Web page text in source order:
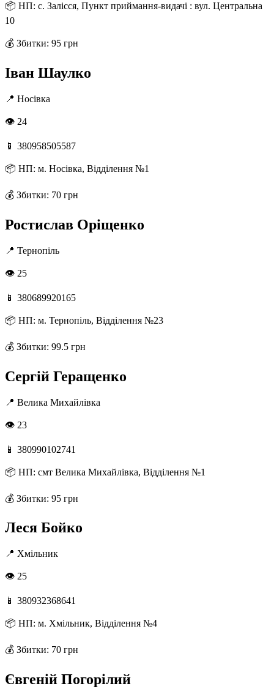
📦 НП: с. Залісся, Пункт приймання-видачі : вул. Центральна
10
💰 Збитки: 95 грн
Іван Шаулко
📍 Носівка
👁 24
📱 380958505587
📦 НП: м. Носівка, Відділення №1
💰 Збитки: 70 грн
Ростислав Оріщенко
📍 Тернопіль
👁 25
📱 380689920165
📦 НП: м. Тернопіль, Відділення №23
💰 Збитки: 99.5 грн
Сергій Геращенко
📍 Велика Михайлівка
👁 23
📱 380990102741
📦 НП: смт Велика Михайлівка, Відділення №1
💰 Збитки: 95 грн
Леся Бойко
📍 Хмільник
👁 25
📱 380932368641
📦 НП: м. Хмільник, Відділення №4
💰 Збитки: 70 грн
Євгеній Погорілий